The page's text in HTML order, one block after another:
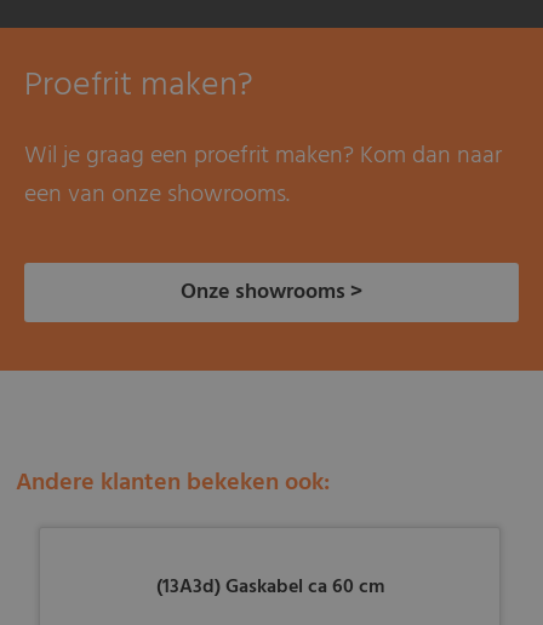
Proefrit maken?
Wil je graag een proefrit maken? Kom dan naar
een van onze showrooms.
Onze showrooms >
Andere klanten bekeken ook:
(13A3d) Gaskabel ca 60 cm